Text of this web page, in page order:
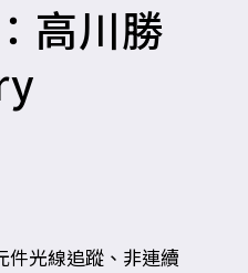
高川勝
件光線追蹤、非連續